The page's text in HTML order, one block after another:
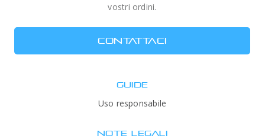
vostri ordini.
CONTATTACI
GUIDE
Uso responsabile
NOTE LEGALI